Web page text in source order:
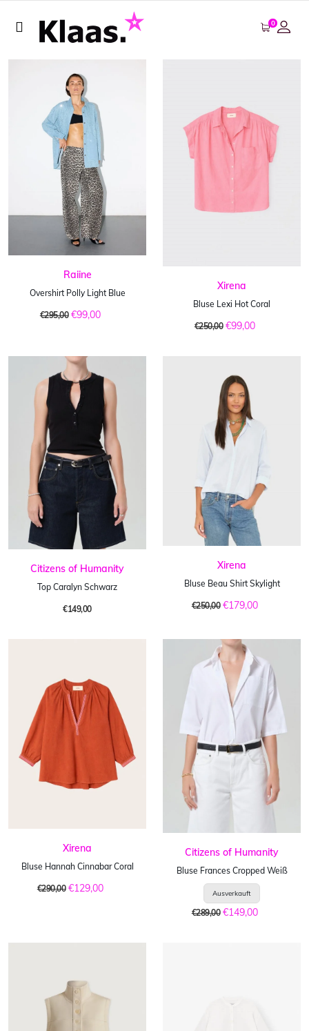
0
Raiine
Overshirt Polly Light Blue
€295,00 €99,00
Xirena
Bluse Lexi Hot Coral
€250,00 €99,00
Citizens of Humanity
Top Caralyn Schwarz
€149,00
Xirena
Bluse Beau Shirt Skylight
€250,00 €179,00
Xirena
Bluse Hannah Cinnabar Coral
€290,00 €129,00
Citizens of Humanity
Bluse Frances Cropped Weiß
€289,00 €149,00